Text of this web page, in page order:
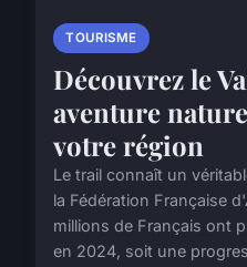
TOURISME
Découvrez le
aventure
votre région
Le trail connaît un
la Fédération Française
millions de Français ont
en 2024, soit une